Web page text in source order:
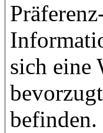
sich eine
befinden.